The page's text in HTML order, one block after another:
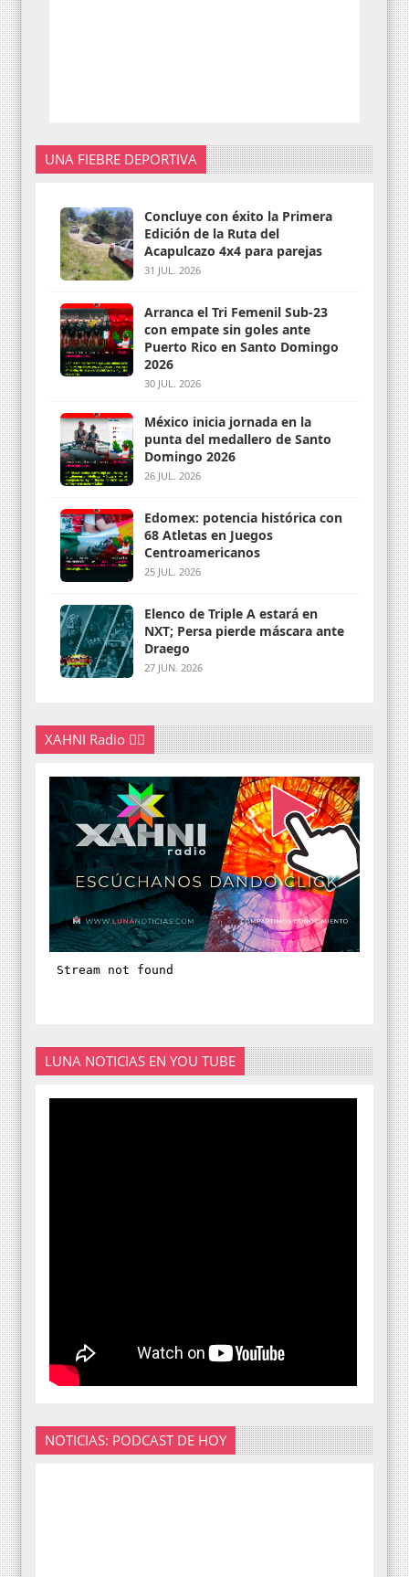
UNA FIEBRE DEPORTIVA
Concluye con éxito la Primera
Edición de la Ruta del
Acapulcazo 4x4 para parejas
31 JUL. 2026
Arranca el Tri Femenil Sub-23
con empate sin goles ante
Puerto Rico en Santo Domingo
2026
30 JUL. 2026
México inicia jornada en la
punta del medallero de Santo
Domingo 2026
26 JUL. 2026
Edomex: potencia histórica con
68 Atletas en Juegos
Centroamericanos
25 JUL. 2026
Elenco de Triple A estará en
NXT; Persa pierde máscara ante
Draego
27 JUN. 2026
XAHNI Radio 👇🏽
LUNA NOTICIAS EN YOU TUBE
NOTICIAS: PODCAST DE HOY